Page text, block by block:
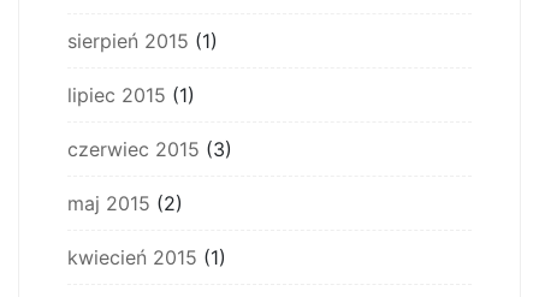
sierpień 2015 (1)
lipiec 2015 (1)
czerwiec 2015 (3)
maj 2015 (2)
kwiecień 2015 (1)